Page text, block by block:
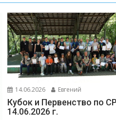
14.06.2026 Евгений
Кубок и Первенство по
14.06.2026 г.